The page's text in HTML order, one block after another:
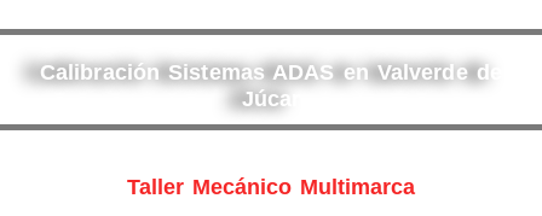
Calibración Sistemas ADAS en Valverde de
Júcar
Taller Mecánico Multimarca